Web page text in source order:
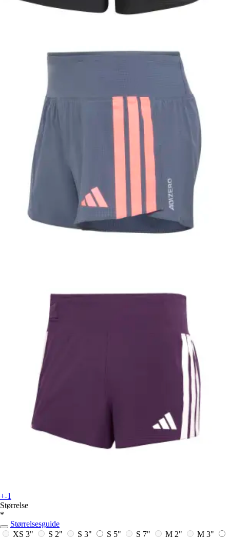
+-1
Størrelse
*
Størrelsesguide
XS 3"
S 2" S 3" S 5" S 7" M 2"
M 3"